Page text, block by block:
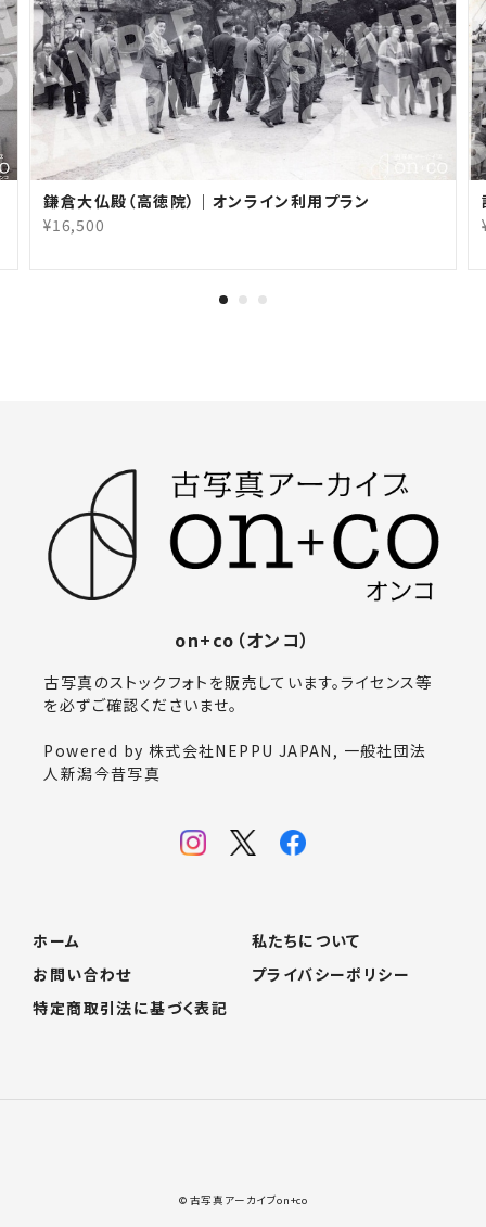
鎌倉大仏殿（高徳院）｜オンライン利用プラン
¥16,500
on+co（オンコ）
古写真のストックフォトを販売しています。ライセンス等
を必ずご確認くださいませ。
Powered by 株式会社NEPPU JAPAN, 一般社団法
人新潟今昔写真
ホーム
私たちについて
お問い合わせ
プライバシーポリシー
特定商取引法に基づく表記
© 古写真アーカイブon+co